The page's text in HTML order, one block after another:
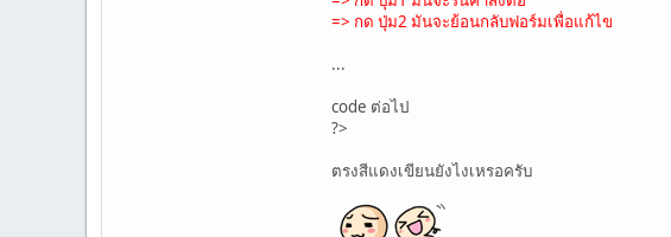
=> กด ปุ่ม2 มันจะย้อนกลับฟอร์มเพื่อแก้ไข
...
code ต่อไป
?>
ตรงสีแดงเขียนยังไงเหรอครับ